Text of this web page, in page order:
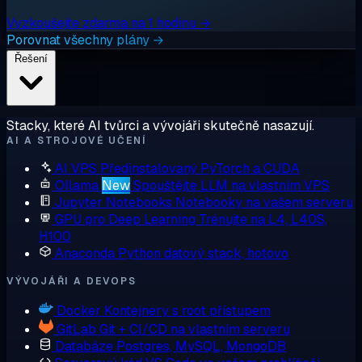
Vyzkoušejte zdarma na 1 hodinu →
Porovnat všechny plány →
Stacky, které AI tvůrci a vývojáři skutečně nasazují.
AI A STROJOVÉ UČENÍ
AI VPS Předinstalovaný PyTorch a CUDA
Ollama NewSpouštějte LLM na vlastním VPS
Jupyter Notebooks Notebooky na vašem serveru
GPU pro Deep Learning Trénujte na L4, L40S,
H100
Anaconda Python datový stack, hotovo
VÝVOJÁŘI A DEVOPS
Docker Kontejnery s root přístupem
GitLab Git + CI/CD na vlastním serveru
Databáze Postgres, MySQL, MongoDB